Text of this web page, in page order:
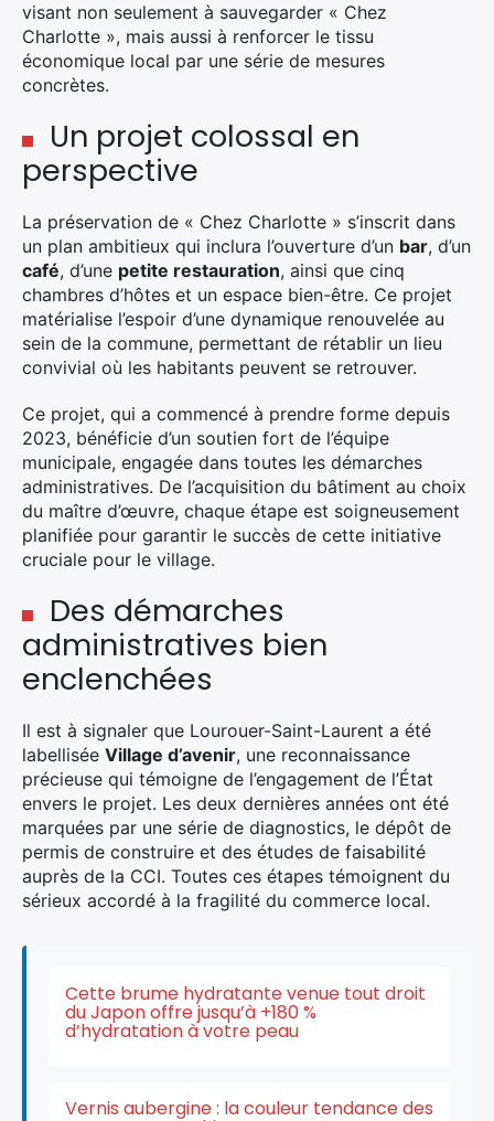
visant non seulement à sauvegarder « Chez
Charlotte », mais aussi à renforcer le tissu
économique local par une série de mesures
concrètes.
Un projet colossal en
perspective
La préservation de « Chez Charlotte » s’inscrit dans
un plan ambitieux qui inclura l’ouverture d’un bar, d’un
café, d’une petite restauration, ainsi que cinq
chambres d’hôtes et un espace bien-être. Ce projet
matérialise l’espoir d’une dynamique renouvelée au
sein de la commune, permettant de rétablir un lieu
convivial où les habitants peuvent se retrouver.
Ce projet, qui a commencé à prendre forme depuis
2023, bénéficie d’un soutien fort de l’équipe
municipale, engagée dans toutes les démarches
administratives. De l’acquisition du bâtiment au choix
du maître d’œuvre, chaque étape est soigneusement
planifiée pour garantir le succès de cette initiative
cruciale pour le village.
Des démarches
administratives bien
enclenchées
Il est à signaler que Lourouer-Saint-Laurent a été
labellisée Village d’avenir, une reconnaissance
précieuse qui témoigne de l’engagement de l’État
envers le projet. Les deux dernières années ont été
marquées par une série de diagnostics, le dépôt de
permis de construire et des études de faisabilité
auprès de la CCI. Toutes ces étapes témoignent du
sérieux accordé à la fragilité du commerce local.
Cette brume hydratante venue tout droit
du Japon offre jusqu’à +180 %
d’hydratation à votre peau
Vernis aubergine : la couleur tendance des
×